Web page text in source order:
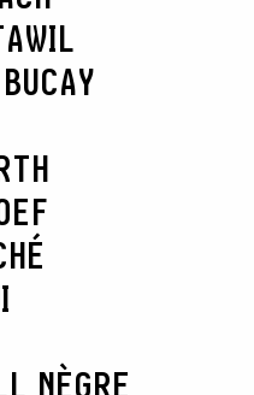
NÈGRE